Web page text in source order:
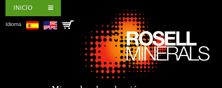
INICIO
Idioma